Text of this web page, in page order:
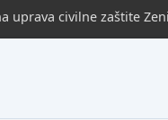
uprava civilne zaštite